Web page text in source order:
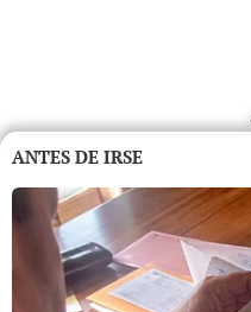
ANTES DE IRSE